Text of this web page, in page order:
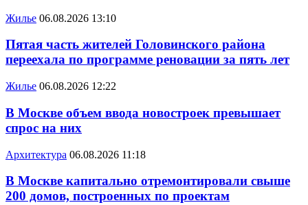
Жилье 06.08.2026 13:10
Пятая часть жителей Головинского района
переехала по программе реновации за пять лет
Жилье 06.08.2026 12:22
В Москве объем ввода новостроек превышает
спрос на них
Архитектура 06.08.2026 11:18
В Москве капитально отремонтировали свыше
200 домов, построенных по проектам